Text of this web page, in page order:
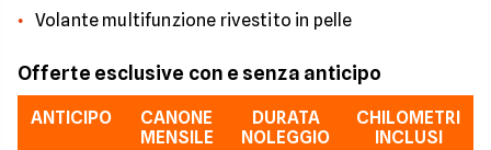
Volante multifunzione rivestito in pelle
Offerte esclusive con e senza anticipo
ANTICIPO
CANONE
MENSILE
DURATA
NOLEGGIO
CHILOMETRI
INCLUSI